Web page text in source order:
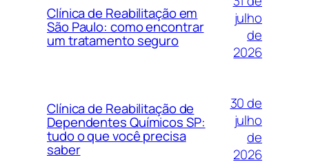
Clínica de Reabilitação em
São Paulo: como encontrar
um tratamento seguro
julho
de
2026
Clínica de Reabilitação de
Dependentes Químicos SP:
tudo o que você precisa
saber
30 de
julho
de
2026